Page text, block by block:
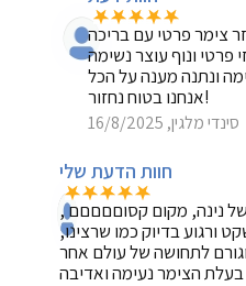
צימר פרטי עם בריכה
פרטי ונוף עוצר נשימה
ונתנה מענה על הכל
אנחנו בטוח נחזור!
סינדי מלגין, 16/8/2025
חוות הדעת שלי
נינה, מקום קסוםםםםם ,
ורגוע בדיוק כמו שרצינו,
בעלת הצימר נעימה ואדיבה